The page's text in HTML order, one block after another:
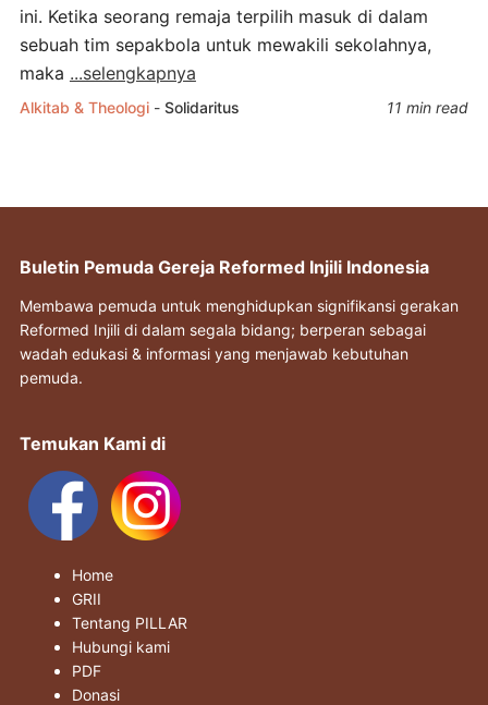
ini. Ketika seorang remaja terpilih masuk di dalam
sebuah tim sepakbola untuk mewakili sekolahnya,
maka ...selengkapnya
Alkitab & Theologi - Solidaritus 11 min read
Buletin Pemuda Gereja Reformed Injili Indonesia
Membawa pemuda untuk menghidupkan signifikansi gerakan
Reformed Injili di dalam segala bidang; berperan sebagai
wadah edukasi & informasi yang menjawab kebutuhan
pemuda.
Temukan Kami di
Home
GRII
Tentang PILLAR
Hubungi kami
PDF
Donasi